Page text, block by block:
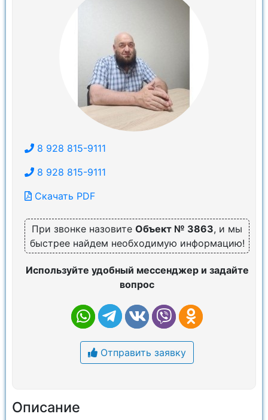
8 928 815-9111
8 928 815-9111
Скачать PDF
При звонке назовите Объект № 3863, и мы
быстрее найдем необходимую информацию!
Используйте удобный мессенджер и задайте
вопрос
Отправить заявку
Описание